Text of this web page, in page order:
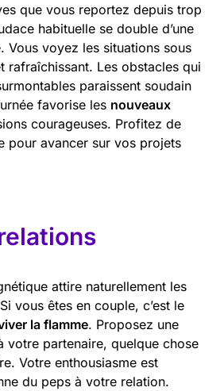
que vous reportez depuis trop
habituelle se double d’une
Vous voyez les situations sous
rafraîchissant. Les obstacles qui
paraissent soudain
favorise les nouveaux
courageuses. Profitez de
pour avancer sur vos projets
attire naturellement les
vous êtes en couple, c’est le
la flamme. Proposez une
votre partenaire, quelque chose
Votre enthousiasme est
du peps à votre relation.